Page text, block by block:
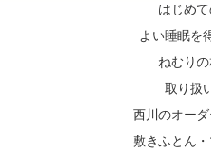
はじめ
よい睡眠を
ねむり
取り扱
西川のオー
敷きふとん